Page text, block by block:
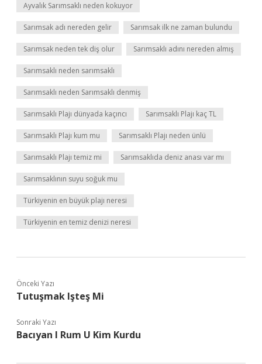
Ayvalık Sarımsaklı neden kokuyor
Sarımsak adı nereden gelir Sarımsak ilk ne zaman bulundu
Sarımsak neden tek diş olur Sarımsaklı adını nereden almış
Sarımsaklı neden sarımsaklı
Sarımsaklı neden Sarımsaklı denmiş
Sarımsaklı Plajı dünyada kaçıncı Sarımsaklı Plajı kaç TL
Sarımsaklı Plajı kum mu Sarımsaklı Plajı neden ünlü
Sarımsaklı Plajı temiz mi Sarımsaklıda deniz anası var mı
Sarımsaklının suyu soğuk mu
Türkiyenin en büyük plajı neresi
Türkiyenin en temiz denizi neresi
Önceki Yazı
Tutuşmak Işteş Mi
Sonraki Yazı
Bacıyan I Rum U Kim Kurdu